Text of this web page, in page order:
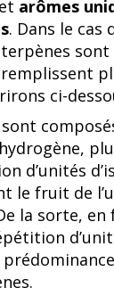
arômes
. Dans le cas
ci-
d’unités
le fruit de
la sorte,